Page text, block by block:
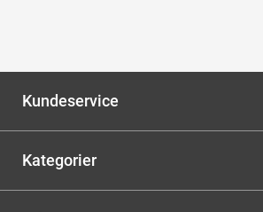
Kundeservice
Kategorier